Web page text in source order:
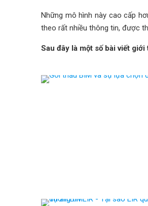
Những mô hình này cao cấp
theo rất nhiều thông tin, được
Sau đây là một số bài viết giới